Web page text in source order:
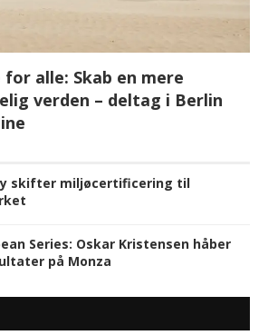
for alle: Skab en mere
verden – deltag i Berlin
skifter miljøcertificering til
Series: Oskar Kristensen håber
på Monza